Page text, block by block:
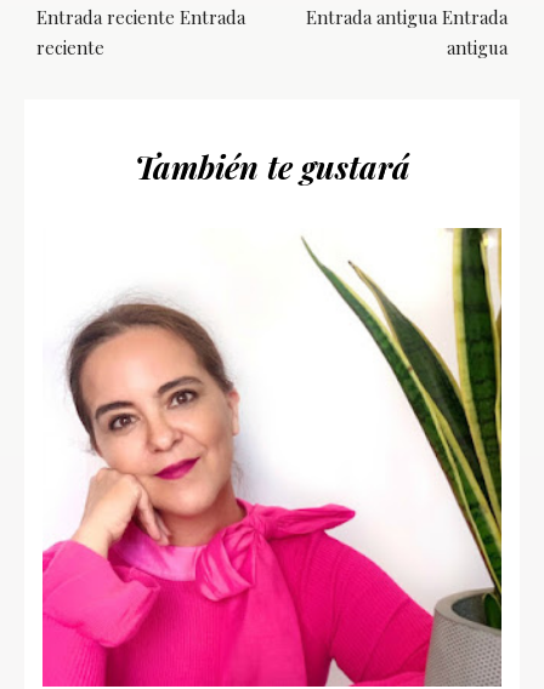
Entrada reciente Entrada
reciente
Entrada antigua Entrada
antigua
También te gustará